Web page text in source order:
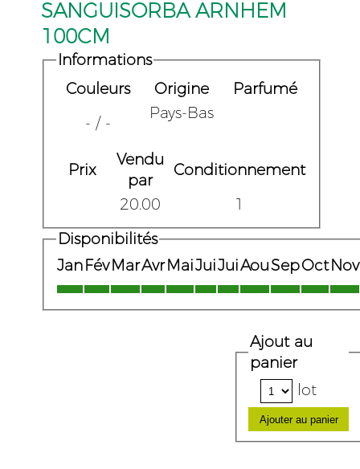
SANGUISORBA ARNHEM
100CM
Informations
Couleurs
Origine
Parfumé
- / -
Pays-Bas
Prix
Vendu
par
Conditionnement
20.00
1
Disponibilités
JanFévMarAvrMaiJuiJuiAouSepOctNov
Ajout au
panier
lot